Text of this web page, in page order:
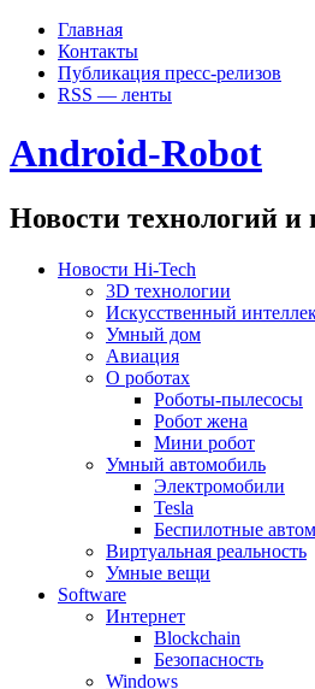
Главная
Контакты
Публикация пресс-релизов
RSS — ленты
Android-Robot
Новости технологий и
Новости Hi-Tech
3D технологии
Искусственный
Умный дом
Авиация
О роботах
Роботы-пылесосы
Робот жена
Мини робот
Умный автомобиль
Электромобили
Tesla
Беспилотные
Виртуальная реальность
Умные вещи
Software
Интернет
Blockchain
Безопасность
Windows